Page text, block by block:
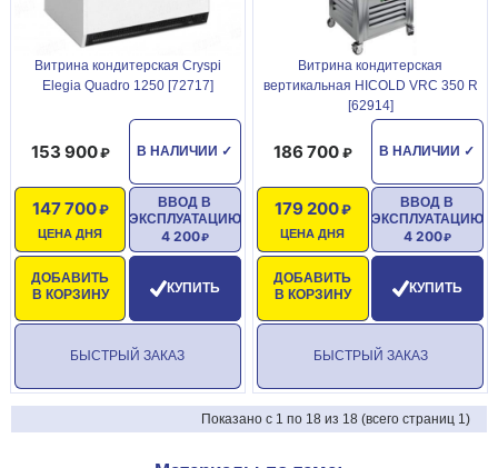
Витрина кондитерская Cryspi
Elegia Quadro 1250 [72717]
В НАЛИЧИИ ✓
153 900
ЦЕНА ДНЯ
147 700
ДОБАВИТЬ
В КОРЗИНУ
ВВОД В
ЭКСПЛУАТАЦИЮ
4 200
КУПИТЬ
БЫСТРЫЙ ЗАКАЗ
Витрина кондитерская
вертикальная HICOLD VRC 350 R
[62914]
В НАЛИЧИИ ✓
186 700
ЦЕНА ДНЯ
179 200
ДОБАВИТЬ
В КОРЗИНУ
ВВОД В
ЭКСПЛУАТАЦИЮ
4 200
КУПИТЬ
БЫСТРЫЙ ЗАКАЗ
Показано с 1 по 18 из 18 (всего страниц 1)